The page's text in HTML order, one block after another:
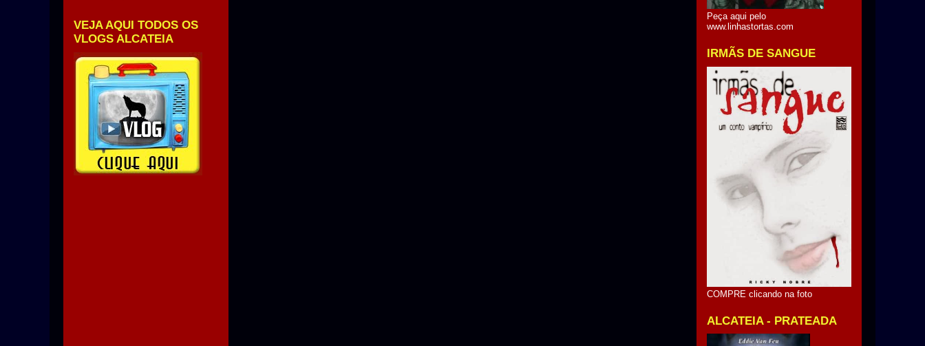
VEJA AQUI TODOS OS
VLOGS ALCATEIA
Peça aqui pelo
www.linhastortas.com
IRMÃS DE SANGUE
COMPRE clicando na foto
ALCATEIA - PRATEADA